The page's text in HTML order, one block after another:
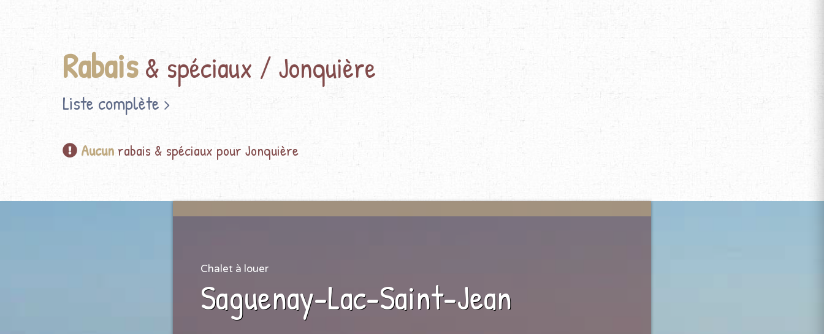
Rabais& spéciaux / Jonquière
Liste complète
Aucun rabais & spéciaux pour Jonquière
Chalet à louer
Saguenay-Lac-Saint-Jean